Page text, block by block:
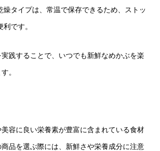
燥タイプは、常温で保存できるため、ストッ
です。
践することで、いつでも新鮮なめかぶを楽
。
容に良い栄養素が豊富に含まれている食材
品を選ぶ際には、新鮮さや栄養成分に注意